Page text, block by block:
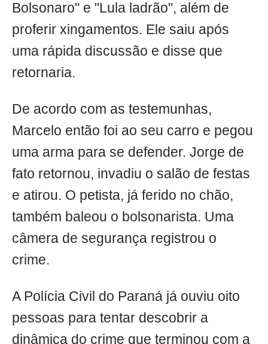
Bolsonaro" e "Lula ladrão", além de
proferir xingamentos. Ele saiu após
uma rápida discussão e disse que
retornaria.
De acordo com as testemunhas,
Marcelo então foi ao seu carro e pegou
uma arma para se defender. Jorge de
fato retornou, invadiu o salão de festas
e atirou. O petista, já ferido no chão,
também baleou o bolsonarista. Uma
câmera de segurança registrou o
crime.
A Polícia Civil do Paraná já ouviu oito
pessoas para tentar descobrir a
dinâmica do crime que terminou com a